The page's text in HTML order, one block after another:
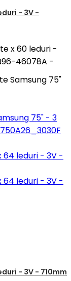
- 3V -
x 60 leduri -
46078A -
Samsung 75"
75" - 3
- 3V - 710mm